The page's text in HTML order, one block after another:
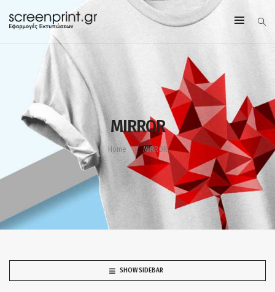
MIRROR
Home MIRROR
SHOW SIDEBAR